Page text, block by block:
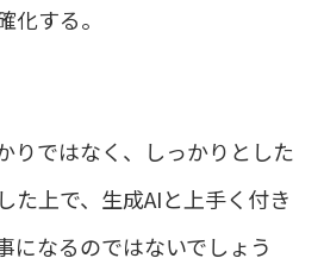
化する。
りではなく、しっかりとした
た上で、生成AIと上手く付き
になるのではないでしょう